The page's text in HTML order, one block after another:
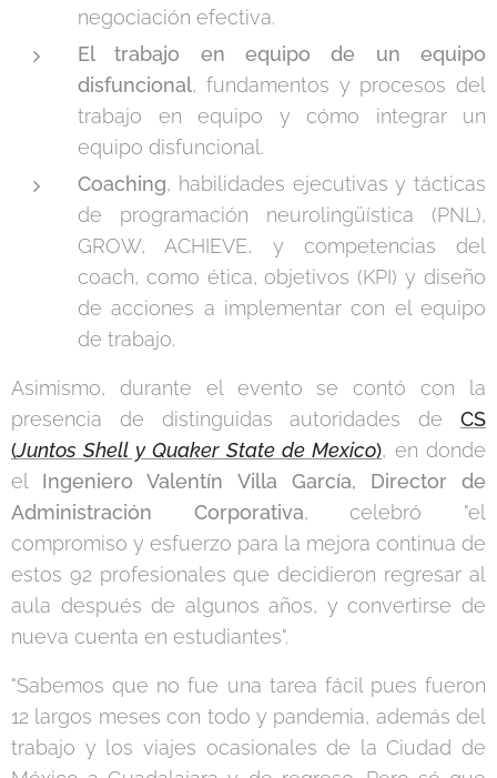
negociación efectiva.
El trabajo en equipo de un equipo
disfuncional, fundamentos y procesos del
trabajo en equipo y cómo integrar un
equipo disfuncional.
Coaching, habilidades ejecutivas y tácticas
de programación neurolingüística (PNL),
GROW, ACHIEVE, y competencias del
coach, como ética, objetivos (KPI) y diseño
de acciones a implementar con el equipo
de trabajo.
Asimismo, durante el evento se contó con la
presencia de distinguidas autoridades de CS
(Juntos Shell y Quaker State de Mexico), en donde
el Ingeniero Valentín Villa García, Director de
Administración Corporativa, celebró "el
compromiso y esfuerzo para la mejora continua de
estos 92 profesionales que decidieron regresar al
aula después de algunos años, y convertirse de
nueva cuenta en estudiantes".
"Sabemos que no fue una tarea fácil pues fueron
12 largos meses con todo y pandemia, además del
trabajo y los viajes ocasionales de la Ciudad de